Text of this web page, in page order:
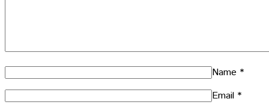
Name *
Email *